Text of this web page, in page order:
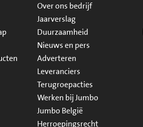
Over ons bedrijf
Jaarverslag
Duurzaamheid
Nieuws en pers
Adverteren
Leveranciers
Terugroepacties
Werken bij Jumbo
Jumbo België
Herroepingsrecht